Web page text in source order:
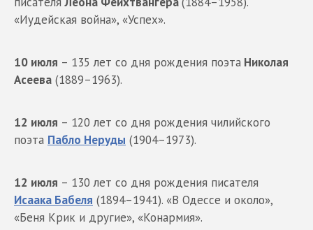
«Иудейская война», «Успех».
10 июля – 135 лет со дня рождения поэта Николая
Асеева (1889–1963).
12 июля – 120 лет со дня рождения чилийского
поэта Пабло Неруды (1904–1973).
12 июля – 130 лет со дня рождения писателя
Исаака Бабеля (1894–1941). «В Одессе и около»,
«Беня Крик и другие», «Конармия».